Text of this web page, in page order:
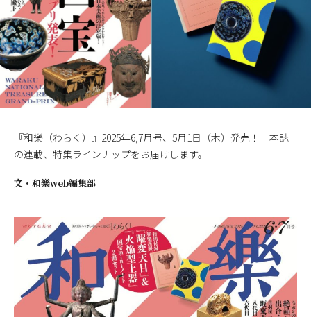
『和樂（わらく）』2025年6,7月号、5月1日（木）発売！ 本誌
の連載、特集ラインナップをお届けします。
文・ 和樂web編集部